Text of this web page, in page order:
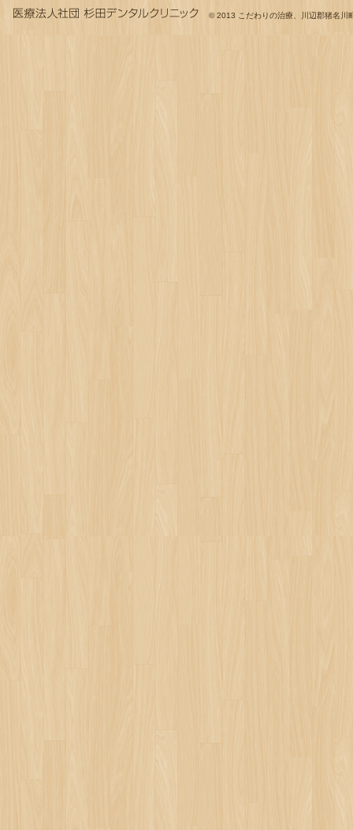
© 2013 こだわりの治療、川辺郡猪名川